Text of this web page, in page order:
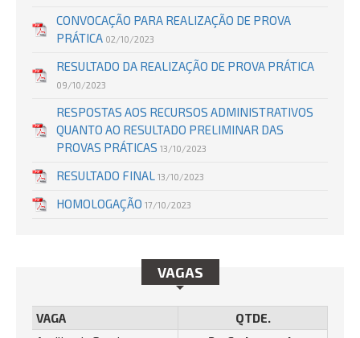
CONVOCAÇÃO PARA REALIZAÇÃO DE PROVA
PRÁTICA 02/10/2023
RESULTADO DA REALIZAÇÃO DE PROVA PRÁTICA
09/10/2023
RESPOSTAS AOS RECURSOS ADMINISTRATIVOS
QUANTO AO RESULTADO PRELIMINAR DAS
PROVAS PRÁTICAS 13/10/2023
RESULTADO FINAL 13/10/2023
HOMOLOGAÇÃO 17/10/2023
VAGAS
VAGA
QTDE.